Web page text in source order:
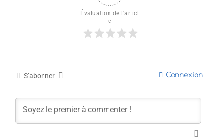
Évaluation de l'articl
e
S’abonner Connexion